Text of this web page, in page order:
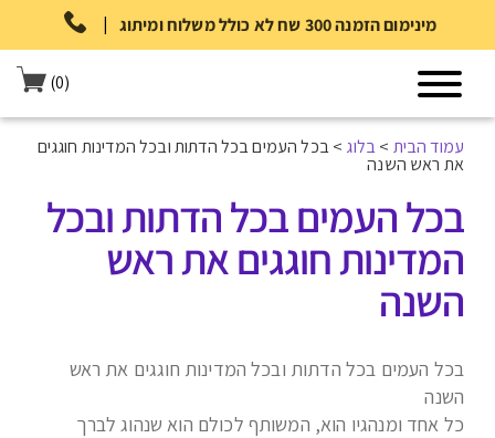
| מינימום הזמנה 300 שח לא כולל משלוח ומיתוג
(0)
עמוד הבית >בלוג >בכל העמים בכל הדתות ובכל המדינות חוגגים
את ראש השנה
בכל העמים בכל הדתות ובכל
המדינות חוגגים את ראש
השנה
בכל העמים בכל הדתות ובכל המדינות חוגגים את ראש
השנה
כל אחד ומנהגיו הוא, המשותף לכולם הוא שנהוג לברך